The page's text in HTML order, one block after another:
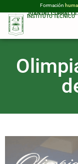
Formación
INSTITUTO TÉCNICO
JUAN DEL CORRAL